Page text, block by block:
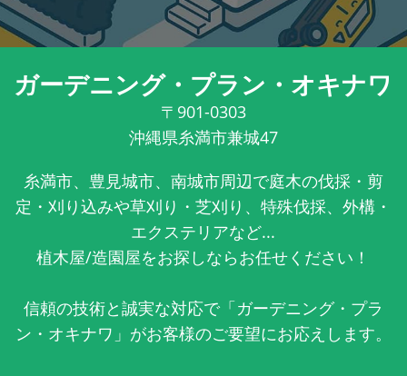
ガーデニング・プラン・オキナワ
〒901-0303
沖縄県糸満市兼城47
糸満市、豊見城市、南城市周辺で庭木の伐採・剪
定・刈り込みや草刈り・芝刈り、特殊伐採、外構・
エクステリアなど...
植木屋/造園屋をお探しならお任せください！
信頼の技術と誠実な対応で「ガーデニング・プラ
ン・オキナワ」がお客様のご要望にお応えします。